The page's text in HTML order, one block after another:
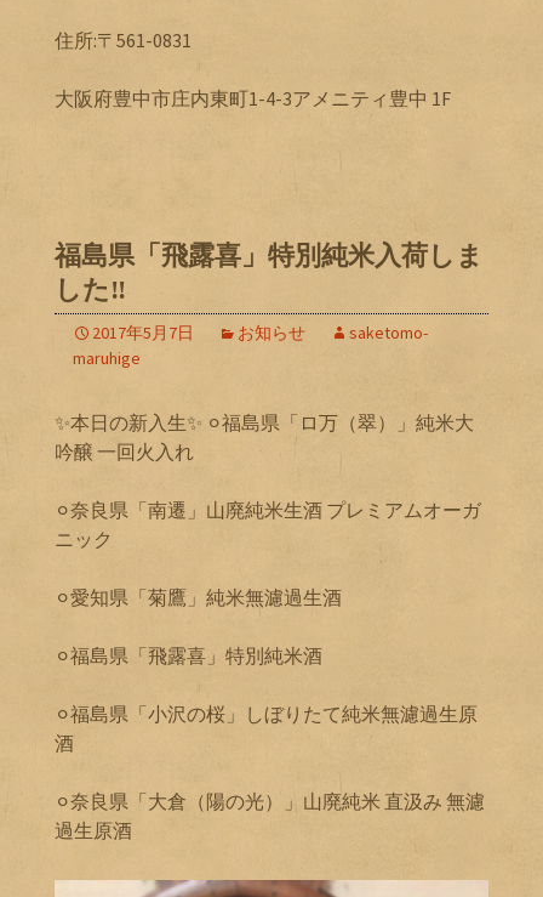
住所:〒561-0831
大阪府豊中市庄内東町1-4-3アメニティ豊中 1F
福島県「飛露喜」特別純米入荷しま
した‼️
2017年5月7日 お知らせ
saketomo-
maruhige
✨本日の新入生✨ ⚪︎福島県「ロ万（翠）」純米大
吟醸 一回火入れ
⚪︎奈良県「南遷」山廃純米生酒 プレミアムオーガ
ニック
⚪︎愛知県「菊鷹」純米無濾過生酒
⚪︎福島県「飛露喜」特別純米酒
⚪︎福島県「小沢の桜」しぼりたて純米無濾過生原
酒
⚪︎奈良県「大倉（陽の光）」山廃純米 直汲み 無濾
過生原酒